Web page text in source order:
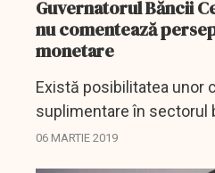
Guvernatorul Băncii
nu comentează
monetare
Există posibilitatea unor
suplimentare în sectorul
deoarece piaţa se poate
06 MARTIE 2019